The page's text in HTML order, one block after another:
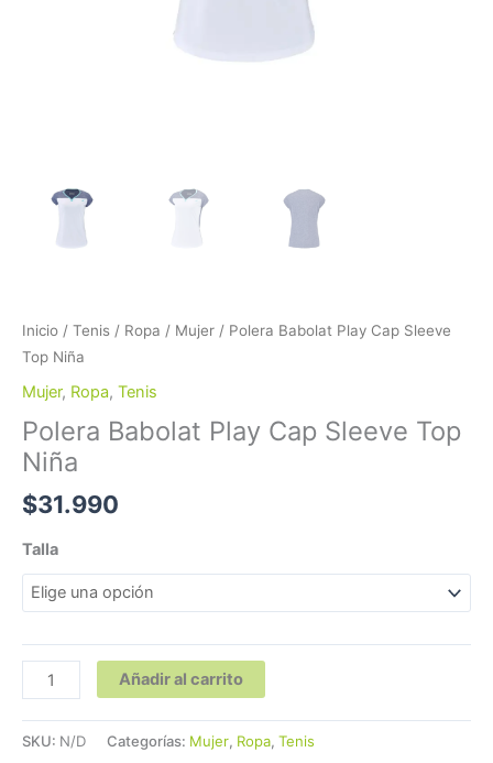
Inicio / Tenis / Ropa / Mujer / Polera Babolat Play Cap Sleeve
Top Niña
Mujer, Ropa, Tenis
Polera Babolat Play Cap Sleeve Top
Niña
$31.990
Talla
Añadir al carrito
SKU: N/D Categorías: Mujer, Ropa, Tenis